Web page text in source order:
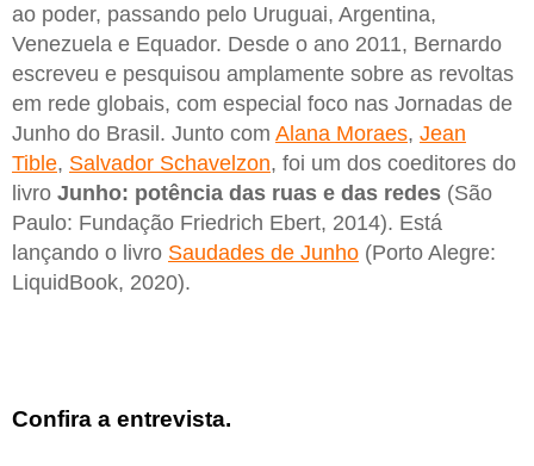
ao poder, passando pelo Uruguai, Argentina,
Venezuela e Equador. Desde o ano 2011, Bernardo
escreveu e pesquisou amplamente sobre as revoltas
em rede globais, com especial foco nas Jornadas de
Junho do Brasil. Junto com Alana Moraes, Jean
Tible, Salvador Schavelzon, foi um dos coeditores do
livro Junho: potência das ruas e das redes (São
Paulo: Fundação Friedrich Ebert, 2014). Está
lançando o livro Saudades de Junho (Porto Alegre:
LiquidBook, 2020).
Confira a entrevista.